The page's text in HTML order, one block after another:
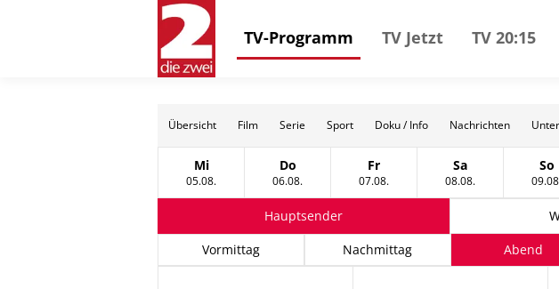
TV-Programm TV Jetzt TV 20:15
Übersicht Film Serie Sport Doku / Info Nachrichten
Mittwoch, 05 August
Mi
05.08. Donnerstag, 06 August
Do
06.08. Freitag, 07 August
Fr
07.08. Samstag, 08
Sa
08.08.
So
Hauptsender
Vormittag
Nachmittag Abend